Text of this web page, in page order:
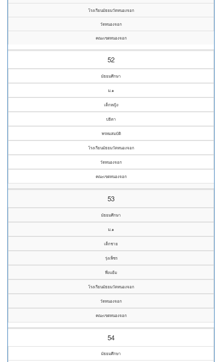
โรงเรียนมัธยมวัดหนองจอก
วัดหนองจอก
คณะเขตหนองจอก
52
มัธยมศึกษา
ม.๑
เด็กหญิง
ปธิตา
พรหมสมบัติ
โรงเรียนมัธยมวัดหนองจอก
วัดหนองจอก
คณะเขตหนองจอก
53
มัธยมศึกษา
ม.๑
เด็กชาย
รุ่งเพ็ชร
พึ่งแย้ม
โรงเรียนมัธยมวัดหนองจอก
วัดหนองจอก
คณะเขตหนองจอก
54
มัธยมศึกษา